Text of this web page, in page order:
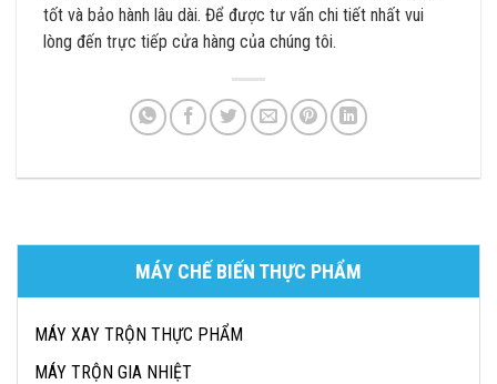
MÁY CHẾ BIẾN THỰC PHẨM
MÁY XAY TRỘN THỰC PHẨM
MÁY TRỘN GIA NHIỆT
tốt và bảo hành lâu dài. Để được tư vấn chi tiết nhất vui
lòng đến trực tiếp cửa hàng của chúng tôi.